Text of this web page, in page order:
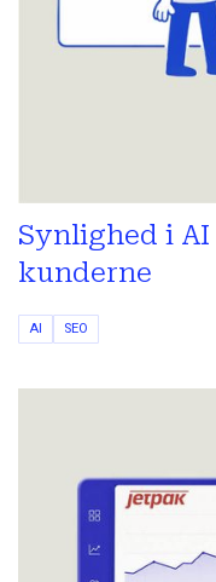
Synlighed i
kunderne
AI SEO